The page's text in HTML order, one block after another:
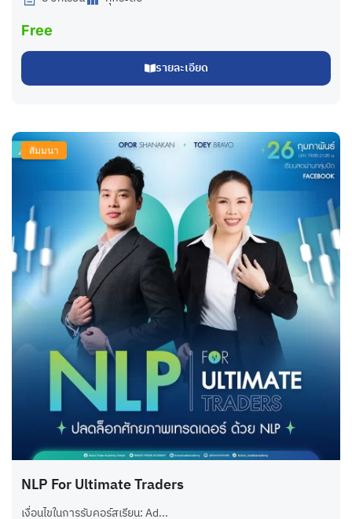
Free
รายละเอียด
สัมมนา
NLP For Ultimate Traders
เงื่อนไขในการรับคอร์สเรียน: Ad...